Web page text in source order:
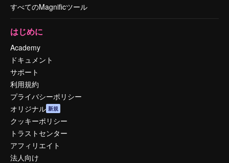
すべてのMagnificツール
はじめに
Academy
ドキュメント
サポート
利用規約
プライバシーポリシー
オリジナル 新規
クッキーポリシー
トラストセンター
アフィリエイト
法人向け